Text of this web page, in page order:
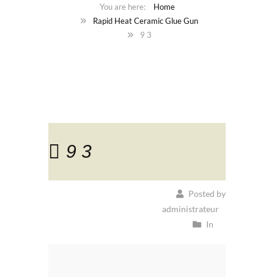
Home
Rapid Heat Ceramic Glue Gun
9 3
9 3
Posted by
administrateur
In